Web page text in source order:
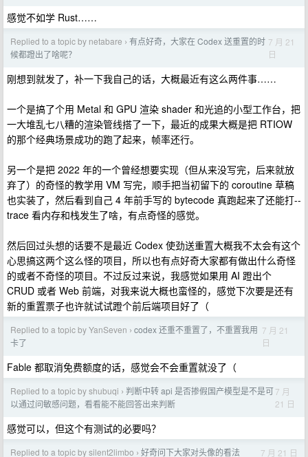
感觉不如学 Rust……
Replied to a topic by netabare › 有点好奇，大家在 Codex 送重置的时
候都蹬出了啥呢？
7 月 21
日
刚想到就发了，补一下我自己的话，大概最近有这么两件事……
一个是搞了个用 Metal 和 GPU 渲染 shader 和光追的小型工作台，把
一大堆乱七八糟的渲染管线搭了一下，最近的成果大概是把 RTIOW
的那个经典场景成功的跑了起来，帧率还行。
另一个是把 2022 年的一个曾经想要实现（但从来没写完，后来就放
弃了）的奇怪的教学用 VM 写完，顺手把当初留下的 coroutine 草稿
也实装了，然后看到自己 4 年前手写的 bytecode 真跑起来了还能打--
trace 看内存和栈发生了啥，有点奇怪的感觉。
然后回过头想的话要不是最近 Codex 使劲送重置大概我不太会有这个
心思搞这两个这么怪的项目，所以也有点好奇大家都有做出什么奇怪
的或者不奇怪的项目。不过反过来说，我感觉如果用 AI 蹬出个
CRUD 或者 Web 前端，对我来说大概也蛮怪的，感觉下次要是还有
新的重置票子也许就试试蹬个前后端项目好了（
Replied to a topic by YanSeven › codex 还重不重置了，不重置我用
卡了
7 月 21
日
Fable 都取消免费额度的话，感觉会不会重置就没了（
Replied to a topic by shubuqi › 判断中转 api 是否掺假国产模型是不是可
以通过问敏感问题，看看能不能回答出来判断
7 月
21 日
感觉可以，但这个有测试的必要吗？
Replied to a topic by silent2limbo › 好奇问下大家对头像的看法 7 月 21 日